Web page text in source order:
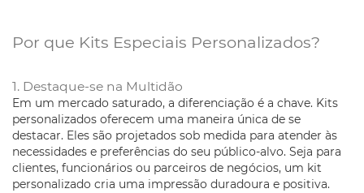
Por que Kits Especiais Personalizados?
1. Destaque-se na Multidão
Em um mercado saturado, a diferenciação é a chave. Kits
personalizados oferecem uma maneira única de se
destacar. Eles são projetados sob medida para atender às
necessidades e preferências do seu público-alvo. Seja para
clientes, funcionários ou parceiros de negócios, um kit
personalizado cria uma impressão duradoura e positiva.